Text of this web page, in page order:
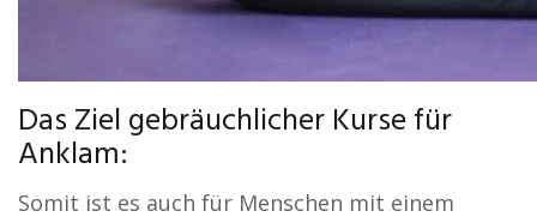
Das Ziel gebräuchlicher Kurse für
Anklam:
Somit ist es auch für Menschen mit einem